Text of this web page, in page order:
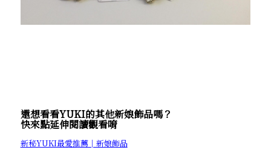
還想看看YUKI的其他新娘飾品嗎？
快來點延伸閱讀觀看唷
新秘YUKI最愛推薦│新娘飾品